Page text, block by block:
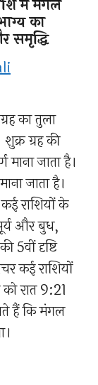
में मंगल
का
समृद्धि
का तुला
ग्रह की
जाता है।
जाता है।
राशियों के
और बुध,
5वीं दृष्टि
कई राशियों
रात 9:21
हैं कि मंगल